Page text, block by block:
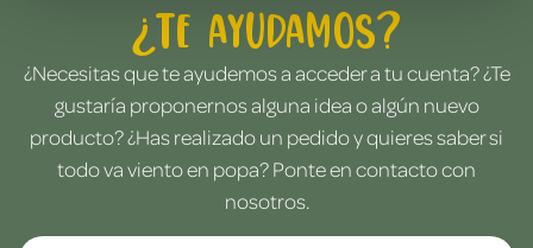
¿Te ayudamos?
¿Necesitas que te ayudemos a acceder a tu cuenta? ¿Te
gustaría proponernos alguna idea o algún nuevo
producto? ¿Has realizado un pedido y quieres saber si
todo va viento en popa? Ponte en contacto con
nosotros.